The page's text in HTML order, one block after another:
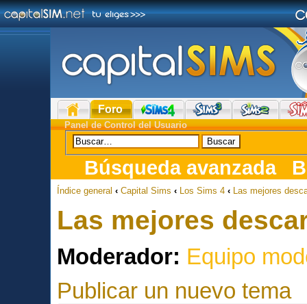
Foro
Panel de Control del Usuario
Búsqueda avanzada
Índice general ‹ Capital Sims ‹ Los Sims 4 ‹ Las mejores
Las mejores
Moderador: Equipo
Publicar un nuevo tema